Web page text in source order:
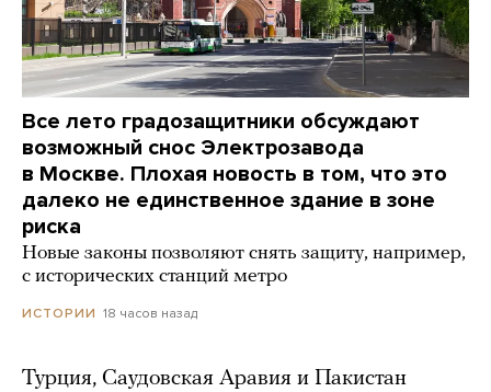
Все лето градозащитники обсуждают
возможный снос Электрозавода
в Москве. Плохая новость в том, что это
далеко не единственное здание в зоне
риска
Новые законы позволяют снять защиту, например,
с исторических станций метро
ИСТОРИИ 18 часов назад
Турция, Саудовская Аравия и Пакистан